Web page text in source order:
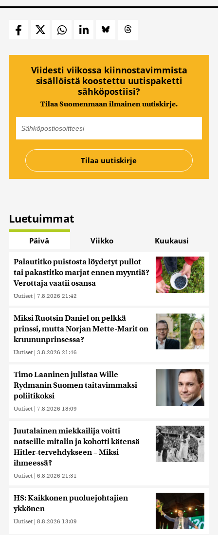
Viidesti viikossa kiinnostavimmista
sisällöistä koostettu uutispaketti
sähköpostiisi?
Tilaa Suomenmaan ilmainen uutiskirje.
Luetuimmat
Päivä Viikko Kuukausi
Palautitko puistosta löydetyt pullot
tai pakastitko marjat ennen myyntiä?
Verottaja vaatii osansa
Uutiset | 7.8.2026 21:42
Miksi Ruotsin Daniel on pelkkä
prinssi, mutta Norjan Mette-Marit on
kruununprinsessa?
Uutiset | 3.8.2026 21:46
Timo Laaninen julistaa Wille
Rydmanin Suomen taitavimmaksi
poliitikoksi
Uutiset | 7.8.2026 18:09
Juutalainen miekkailija voitti
natseille mitalin ja kohotti kätensä
Hitler-tervehdykseen – Miksi
ihmeessä?
Uutiset | 6.8.2026 21:31
HS: Kaikkonen puoluejohtajien
ykkönen
Uutiset | 8.8.2026 13:09